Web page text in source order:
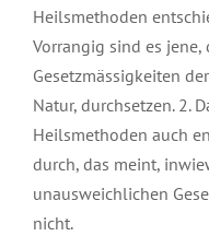
Heilsmethoden
Vorrangig sind es
Gesetzmässigkeiten
Natur, durchsetzen. 2.
Heilsmethoden auch
durch, das meint,
unausweichlichen
nicht.